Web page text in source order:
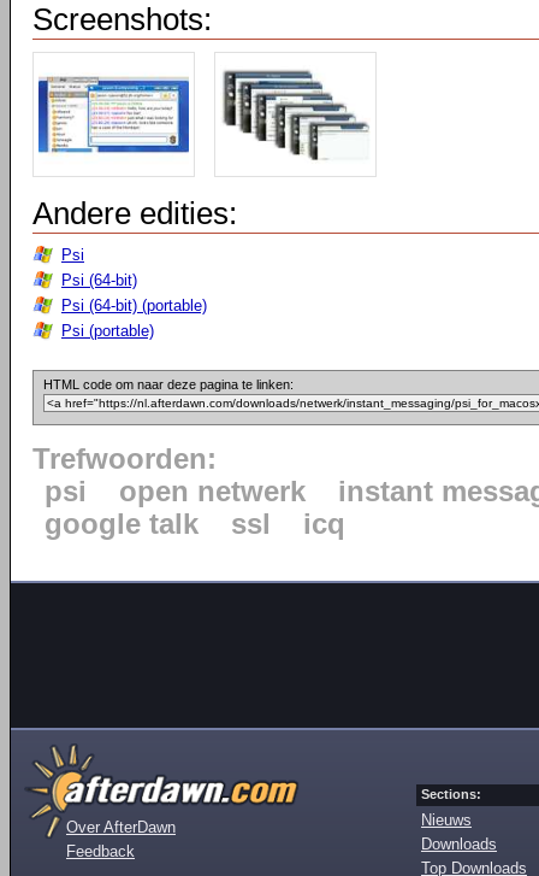
Screenshots:
Andere edities:
Psi
Psi (64-bit)
Psi (64-bit) (portable)
Psi (portable)
HTML code om naar deze pagina te linken:
Trefwoorden:
psi
open netwerk
instant
google talk
ssl icq
Over AfterDawn
Feedback
Sections:
Nieuws
Downloads
Top Downloads